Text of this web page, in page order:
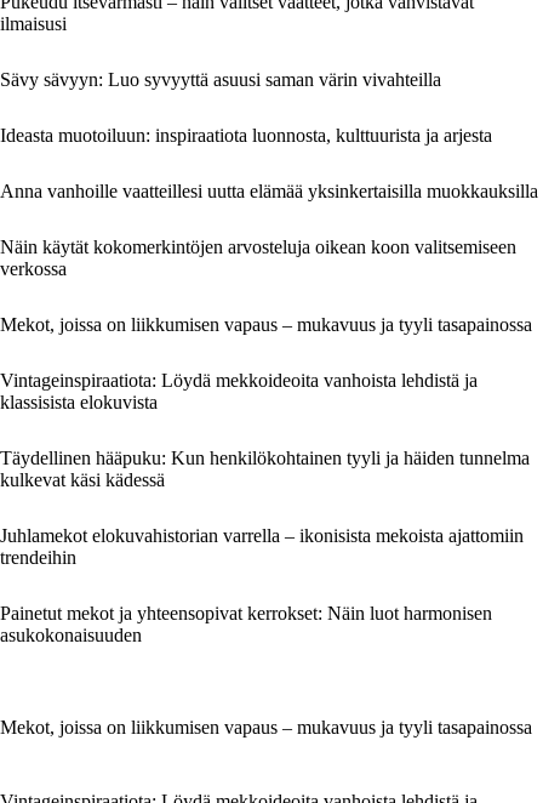
ilmaisusi
Sävy sävyyn: Luo syvyyttä asuusi saman värin vivahteilla
Ideasta muotoiluun: inspiraatiota luonnosta, kulttuurista ja arjesta
Anna vanhoille vaatteillesi uutta elämää yksinkertaisilla muokkauksilla
Näin käytät kokomerkintöjen arvosteluja oikean koon valitsemiseen
verkossa
Mekot, joissa on liikkumisen vapaus – mukavuus ja tyyli tasapainossa
Vintageinspiraatiota: Löydä mekkoideoita vanhoista lehdistä ja
klassisista elokuvista
Täydellinen hääpuku: Kun henkilökohtainen tyyli ja häiden tunnelma
kulkevat käsi kädessä
Juhlamekot elokuvahistorian varrella – ikonisista mekoista ajattomiin
trendeihin
Painetut mekot ja yhteensopivat kerrokset: Näin luot harmonisen
asukokonaisuuden
Mekot, joissa on liikkumisen vapaus – mukavuus ja tyyli tasapainossa